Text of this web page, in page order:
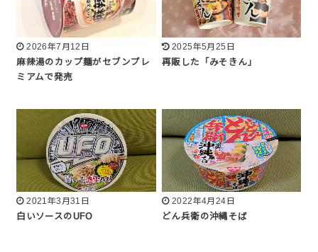
2026年7月12日
麻辣湯のカップ麺がセブンプレ
ミアムで発売
2025年5月25日
再販した「みそきん」
2021年3月31日
白いソースのUFO
2022年4月24日
どん兵衛の沖縄そば